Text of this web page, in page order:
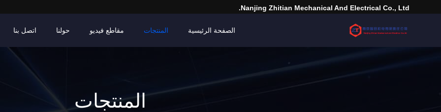
Nanjing Zhitian Mechanical And Electrical Co., Ltd.
الصفحة الرئيسية المنتجات مقاطع فيديو حولنا اتصل بنا
المنتجات